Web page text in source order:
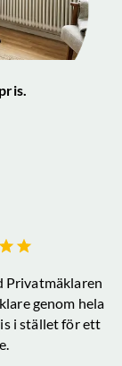
Privatmäklaren
genom hela
i stället för ett